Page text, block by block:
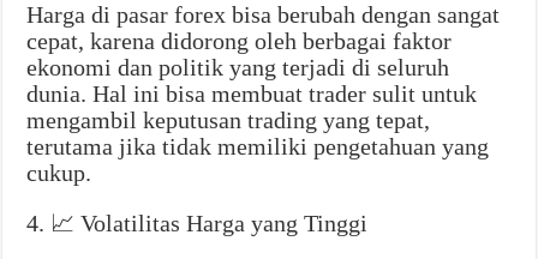
Harga di pasar forex bisa berubah dengan sangat
cepat, karena didorong oleh berbagai faktor
ekonomi dan politik yang terjadi di seluruh
dunia. Hal ini bisa membuat trader sulit untuk
mengambil keputusan trading yang tepat,
terutama jika tidak memiliki pengetahuan yang
cukup.
4. 📈 Volatilitas Harga yang Tinggi